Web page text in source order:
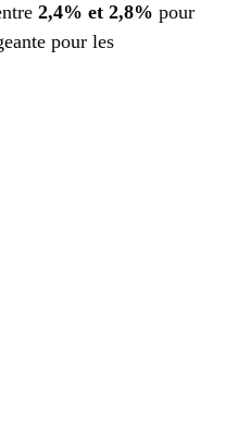
2,4% et 2,8% pour
pour les